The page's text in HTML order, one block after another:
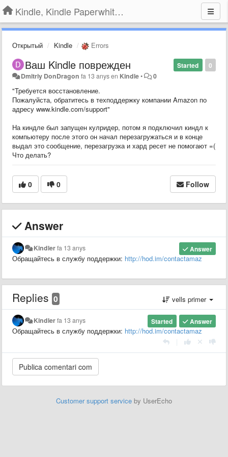
Kindle, Kindle Paperwhite, Kindle Voyage
Открытый Kindle Errors
0
Started
Ваш Kindle поврежден
Dmitriy DonDragon fa 13 anysen Kindle• 0
​"Требуется восстановление.
Пожалуйста, обратитесь в техподдержку компании Amazon по
адресу www.kindle.com/support"
На киндле был запущен кулридер, потом я подключил киндл к
компьютеру после этого он начал перезагружаться и в конце
выдал это сообщение, перезагрузка и хард ресет не помогают =(
Что делать?
0 0 Follow
Answer
Answer
Kindlerfa 13 anys
Обращайтесь в службу поддержки: http://hod.im/contactamaz
Replies 0 vells primer
Answer
Started
Kindlerfa 13 anys
Обращайтесь в службу поддержки: http://hod.im/contactamaz
Customer support service by UserEcho